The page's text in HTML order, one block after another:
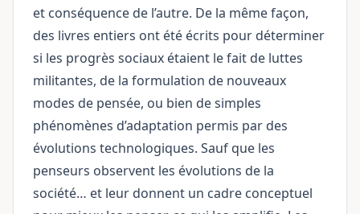
et conséquence de l’autre. De la même façon,
des livres entiers ont été écrits pour déterminer
si les progrès sociaux étaient le fait de luttes
militantes, de la formulation de nouveaux
modes de pensée, ou bien de simples
phénomènes d’adaptation permis par des
évolutions technologiques. Sauf que les
penseurs observent les évolutions de la
société… et leur donnent un cadre conceptuel